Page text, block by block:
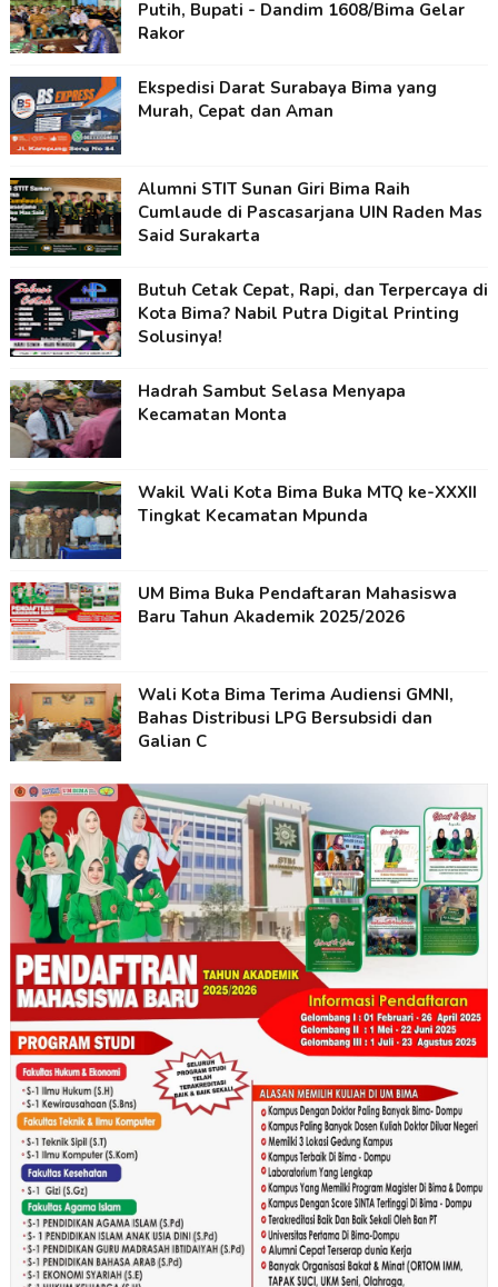
Putih, Bupati - Dandim 1608/Bima Gelar
Rakor
Ekspedisi Darat Surabaya Bima yang
Murah, Cepat dan Aman
Alumni STIT Sunan Giri Bima Raih
Cumlaude di Pascasarjana UIN Raden Mas
Said Surakarta
Butuh Cetak Cepat, Rapi, dan Terpercaya di
Kota Bima? Nabil Putra Digital Printing
Solusinya!
Hadrah Sambut Selasa Menyapa
Kecamatan Monta
Wakil Wali Kota Bima Buka MTQ ke-XXXII
Tingkat Kecamatan Mpunda
UM Bima Buka Pendaftaran Mahasiswa
Baru Tahun Akademik 2025/2026
Wali Kota Bima Terima Audiensi GMNI,
Bahas Distribusi LPG Bersubsidi dan
Galian C